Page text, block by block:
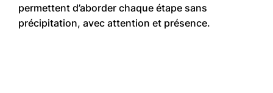
permettent d’aborder chaque étape sans
précipitation, avec attention et présence.